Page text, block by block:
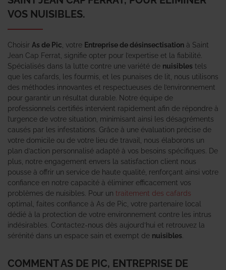
VOS NUISIBLES.
Choisir As de Pic , votre Entreprise de désinsectisation à Saint
Jean Cap Ferrat, signifie opter pour l’expertise et la fiabilité.
Spécialisés dans la lutte contre une variété de nuisibles tels
que les cafards, les fourmis, et les punaises de lit, nous utilisons
des méthodes innovantes et respectueuses de l’environnement
pour garantir un résultat durable. Notre équipe de
professionnels certifiés intervient rapidement afin de répondre à
l’urgence de votre situation, minimisant ainsi les désagréments
causés par les infestations. Grâce à une évaluation précise de
votre domicile ou de votre lieu de travail, nous élaborons un
plan d’action personnalisé adapté à vos besoins spécifiques. De
plus, notre engagement envers la satisfaction client nous
pousse à offrir un service de haute qualité, renforçant ainsi votre
confiance en notre capacité à éliminer efficacement vos
problèmes de nuisibles. Pour un traitement des cafards
optimal, faites confiance à As de Pic, votre partenaire local
dédié à la protection de votre environnement contre les intrus
indésirables. Contactez-nous dès aujourd’hui et retrouvez la
sérénité dans un espace sain et exempt de nuisibles
COMMENT AS DE PIC, ENTREPRISE DE